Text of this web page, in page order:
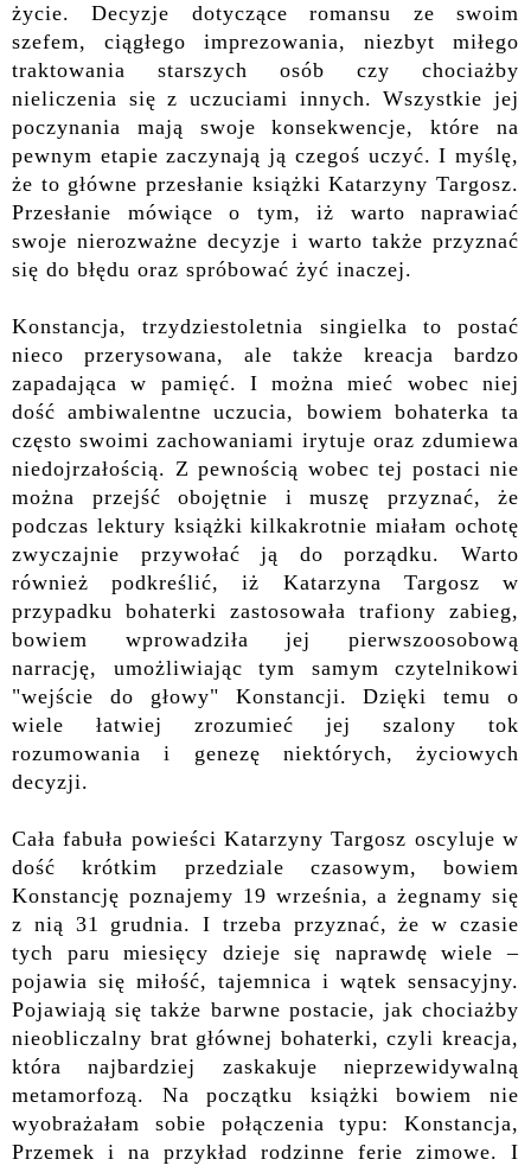
życie. Decyzje dotyczące romansu ze swoim
szefem, ciągłego imprezowania, niezbyt miłego
traktowania starszych osób czy chociażby
nieliczenia się z uczuciami innych. Wszystkie jej
poczynania mają swoje konsekwencje, które na
pewnym etapie zaczynają ją czegoś uczyć. I myślę,
że to główne przesłanie książki Katarzyny Targosz.
Przesłanie mówiące o tym, iż warto naprawiać
swoje nierozważne decyzje i warto także przyznać
się do błędu oraz spróbować żyć inaczej.
Konstancja, trzydziestoletnia singielka to postać
nieco przerysowana, ale także kreacja bardzo
zapadająca w pamięć. I można mieć wobec niej
dość ambiwalentne uczucia, bowiem bohaterka ta
często swoimi zachowaniami irytuje oraz zdumiewa
niedojrzałością. Z pewnością wobec tej postaci nie
można przejść obojętnie i muszę przyznać, że
podczas lektury książki kilkakrotnie miałam ochotę
zwyczajnie przywołać ją do porządku. Warto
również podkreślić, iż Katarzyna Targosz w
przypadku bohaterki zastosowała trafiony zabieg,
bowiem wprowadziła jej pierwszoosobową
narrację, umożliwiając tym samym czytelnikowi
"wejście do głowy" Konstancji. Dzięki temu o
wiele łatwiej zrozumieć jej szalony tok
rozumowania i genezę niektórych, życiowych
decyzji.
Cała fabuła powieści Katarzyny Targosz oscyluje w
dość krótkim przedziale czasowym, bowiem
Konstancję poznajemy 19 września, a żegnamy się
z nią 31 grudnia. I trzeba przyznać, że w czasie
tych paru miesięcy dzieje się naprawdę wiele –
pojawia się miłość, tajemnica i wątek sensacyjny.
Pojawiają się także barwne postacie, jak chociażby
nieobliczalny brat głównej bohaterki, czyli kreacja,
która najbardziej zaskakuje nieprzewidywalną
metamorfozą. Na początku książki bowiem nie
wyobrażałam sobie połączenia typu: Konstancja,
Przemek i na przykład rodzinne ferie zimowe. I